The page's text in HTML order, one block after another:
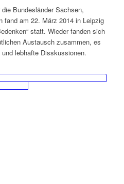
Bundesländer Sachsen,
fand am 22. März 2014 in Leipzig
statt. Wieder fanden sich
Austausch zusammen, es
lebhafte Disskussionen.